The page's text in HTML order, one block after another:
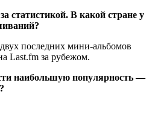
статистикой. В какой стране у
последних мини-альбомов
Last.fm за рубежом.
наибольшую популярность —